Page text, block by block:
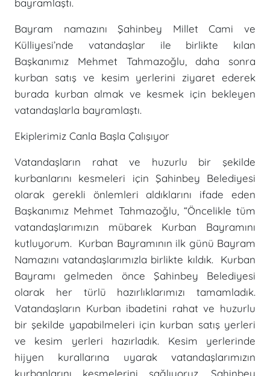
bayramlaştı.
Bayram namazını Şahinbey Millet Cami ve
Külliyesi’nde vatandaşlar ile birlikte kılan
Başkanımız Mehmet Tahmazoğlu, daha sonra
kurban satış ve kesim yerlerini ziyaret ederek
burada kurban almak ve kesmek için bekleyen
vatandaşlarla bayramlaştı.
Ekiplerimiz Canla Başla Çalışıyor
Vatandaşların rahat ve huzurlu bir şekilde
kurbanlarını kesmeleri için Şahinbey Belediyesi
olarak gerekli önlemleri aldıklarını ifade eden
Başkanımız Mehmet Tahmazoğlu, “Öncelikle tüm
vatandaşlarımızın mübarek Kurban Bayramını
kutluyorum. Kurban Bayramının ilk günü Bayram
Namazını vatandaşlarımızla birlikte kıldık. Kurban
Bayramı gelmeden önce Şahinbey Belediyesi
olarak her türlü hazırlıklarımızı tamamladık.
Vatandaşların Kurban ibadetini rahat ve huzurlu
bir şekilde yapabilmeleri için kurban satış yerleri
ve kesim yerleri hazırladık. Kesim yerlerinde
hijyen kurallarına uyarak vatandaşlarımızın
kurbanlarını kesmelerini sağlıyoruz. Şahinbey